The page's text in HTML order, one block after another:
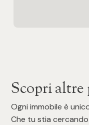
Scopri altre
Ogni immobile è
Che tu stia